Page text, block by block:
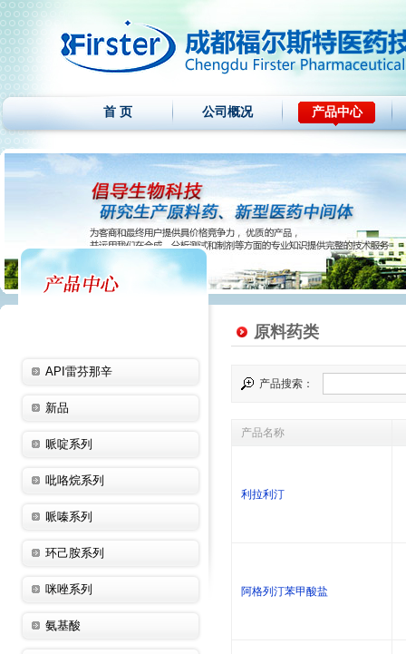
首 页 公司概况 产品中心
API雷芬那辛
新品
哌啶系列
吡咯烷系列
哌嗪系列
环己胺系列
咪唑系列
氨基酸
原料药类
产品搜索：
产品名称
利拉利汀
阿格列汀苯甲酸盐